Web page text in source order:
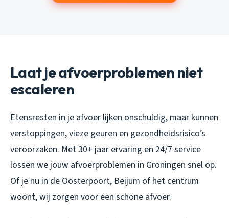
Laat je afvoerproblemen niet
escaleren
Etensresten in je afvoer lijken onschuldig, maar kunnen
verstoppingen, vieze geuren en gezondheidsrisico’s
veroorzaken. Met 30+ jaar ervaring en 24/7 service
lossen we jouw afvoerproblemen in Groningen snel op.
Of je nu in de Oosterpoort, Beijum of het centrum
woont, wij zorgen voor een schone afvoer.